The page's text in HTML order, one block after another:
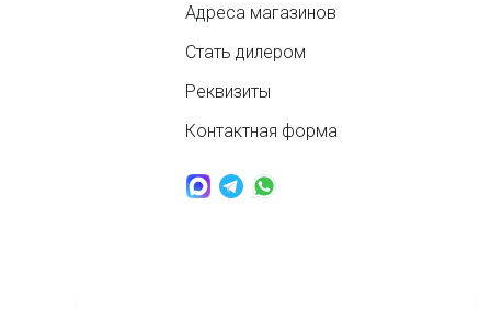
Адреса магазинов
Стать дилером
Реквизиты
Контактная форма